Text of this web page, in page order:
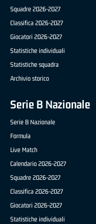
Squadre 2026-2027
Classifica 2026-2027
Giocatori 2026-2027
Statistiche individuali
Statistiche squadra
Archivio storico
Serie B Nazionale
Serie B Nazionale
Formula
Live Match
Calendario 2026-2027
Squadre 2026-2027
Classifica 2026-2027
Giocatori 2026-2027
Statistiche individuali